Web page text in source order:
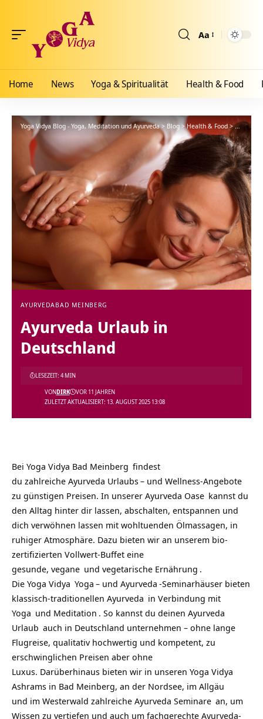
Aa
Home News Yoga & Spiritualität Health & Food
Yoga Vidya Blog - Yoga, Meditation und Ayurveda>Blog>Health & Food>Ayurveda
AYURVEDABAD MEINBERG
Ayurveda Urlaub in
Deutschland
ZULETZT AKTUALISIERT: 13. AUGUST 2025 13:08
VONDIRK VOR 11 JAHREN
LESEZEIT: 4 MIN
Bei Yoga Vidya Bad Meinberg findest
du zahlreiche Ayurveda Urlaubs– und Wellness-Angebote
zu günstigen Preisen. In unserer Ayurveda Oase kannst du
den Alltag hinter dir lassen, abschalten, entspannen und
dich verwöhnen lassen mit wohltuenden Ölmassagen, in
ruhiger Atmosphäre. Dazu bieten wir an unserem bio-
zertifizierten Vollwert-Buffet eine
gesunde, vegane und vegetarische Ernährung .
Die Yoga Vidya Yoga – und Ayurveda -Seminarhäuser bieten
klassisch-traditionellen Ayurveda in Verbindung mit
Yoga und Meditation . So kannst du deinen Ayurveda
Urlaub auch in Deutschland unternehmen – ohne lange
Flugreise, qualitativ hochwertig und kompetent, zu
erschwinglichen Preisen aber ohne
Luxus. Darüberhinaus bieten wir in unseren Yoga Vidya
Ashrams in Bad Meinberg, an der Nordsee, im Allgäu
und im Westerwald zahlreiche Ayurveda Seminare an, um
Wissen zu vertiefen und auch um fachgerechte Ayurveda-